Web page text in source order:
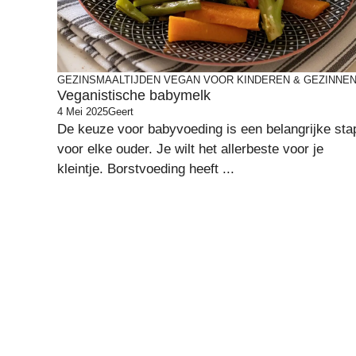
GEZINSMAALTIJDEN VEGAN VOOR KINDEREN & GEZINNEN
Veganistische babymelk
4 Mei 2025Geert
De keuze voor babyvoeding is een belangrijke
voor elke ouder. Je wilt het allerbeste voor je
kleintje. Borstvoeding heeft ...